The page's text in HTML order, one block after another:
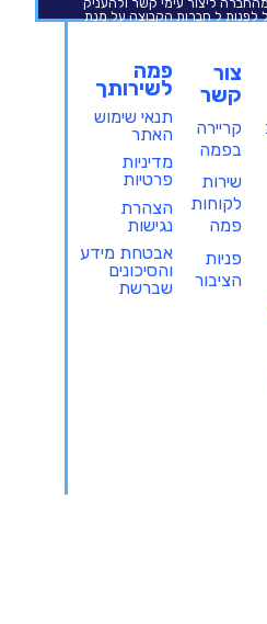
ליצור עימי קשר ולהעניק
לפנות לחברות הקבוצהעל מנת
צור
קשר
קריירה
בפמה
שירות
לקוחות
פמה
פניות
הציבור
פמה
לשירותך
תנאי שימוש
האתר
מדיניות
פרטיות
הצהרת
נגישות
אבטחת מידע
והסיכונים
שברשת